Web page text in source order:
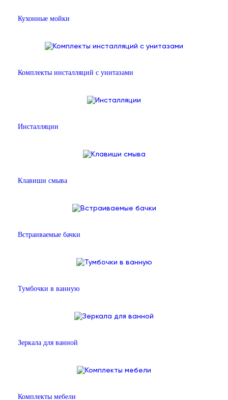
Кухонные мойки
Комплекты инсталляций с унитазами
Инсталляции
Клавиши смыва
Встраиваемые бачки
Тумбочки в ванную
Зеркала для ванной
Комплекты мебели